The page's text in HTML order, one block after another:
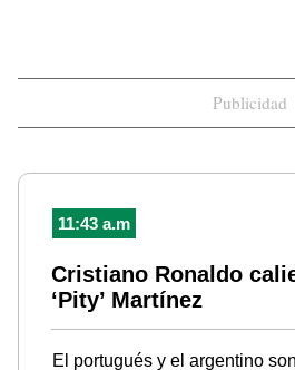
Publicidad
11:43 a.m
Cristiano Ronaldo
‘Pity’ Martínez
El portugués y el argentino